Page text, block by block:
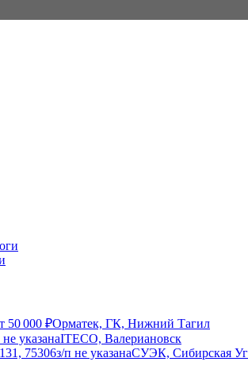
50 000 ₽Орматек, ГК, Нижний Тагил
не указанаITECO, Валериановск
75306з/п не указанаСУЭК, Сибирская